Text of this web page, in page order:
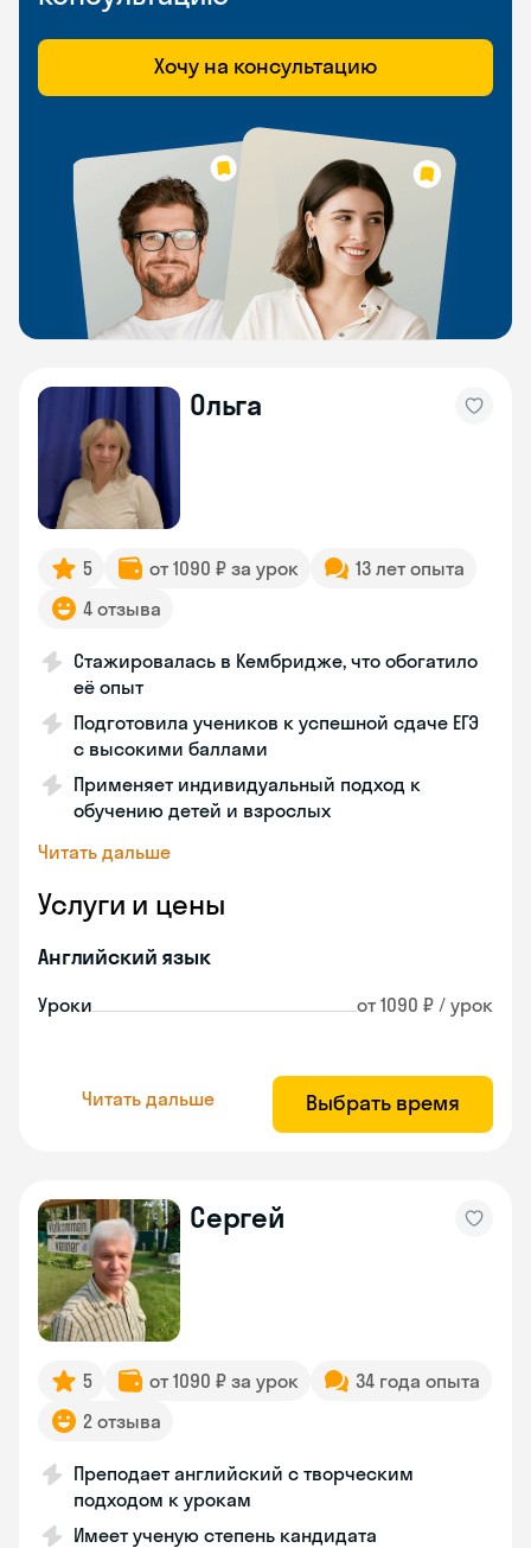
Хочу на консультацию
Ольга
5 от 1090 ₽ за урок
13 лет опыта
4 отзыва
Стажировалась в Кембридже, что обогатило
её опыт
Подготовила учеников к успешной сдаче ЕГЭ
с высокими баллами
Применяет индивидуальный подход к
обучению детей и взрослых
Читать дальше
Услуги и цены
Английский язык
Уроки от 1090 ₽ / урок
Читать дальше Выбрать время
Сергей
5 от 1090 ₽ за урок
34 года опыта
2 отзыва
Преподает английский с творческим
подходом к урокам
Имеет ученую степень кандидата